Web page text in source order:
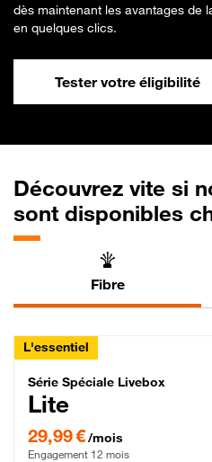
dès maintenant les avantages de
en quelques clics.
Tester votre éligibilité
Découvrez vite si
sont disponibles
Fibre
L'essentiel
Série Spéciale
Série Spéciale Livebox
Lite
29,99 €/mois
Engagement 12 mois